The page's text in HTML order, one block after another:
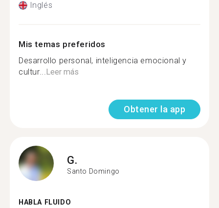
Inglés
Mis temas preferidos
Desarrollo personal, inteligencia emocional y
cultur...Leer más
Obtener la app
G.
Santo Domingo
HABLA FLUIDO